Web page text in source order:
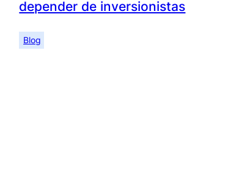
depender de inversionistas
Blog